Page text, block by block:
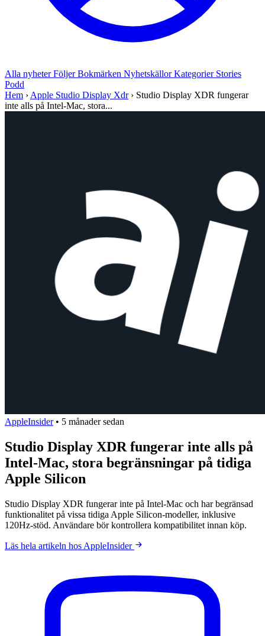
Alla nyheterFöljerBokmärken NyhetskällorKategorier Stories
Podd
Hem › Apple Studio Display Xdr › Studio Display XDR fungerar
inte alls på Intel-Mac, stora...
AppleInsider • 5 månader sedan
Studio Display XDR fungerar inte alls på
Intel-Mac, stora begränsningar på tidiga
Apple Silicon
Studio Display XDR fungerar inte på Intel-Mac och har begränsad
funktionalitet på vissa tidiga Apple Silicon-modeller, inklusive
120Hz-stöd. Användare bör kontrollera kompatibilitet innan köp.
Läs hela artikeln hos AppleInsider